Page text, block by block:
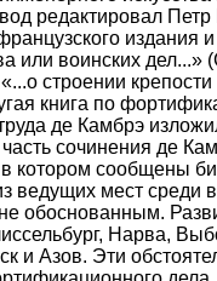
редактировал
воинских дел...»
строении
книга по
де Камбрэ
сочинения де
сообщены
мест среди
обоснованным.
Нарва,
Азов. Эти